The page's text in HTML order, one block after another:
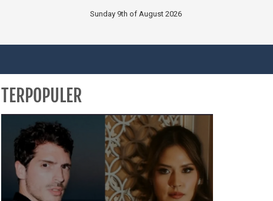
Sunday 9th of August 2026
TERPOPULER